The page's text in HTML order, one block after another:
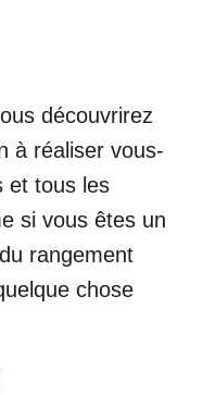
découvrirez
à réaliser vous-
et tous les
si vous êtes un
rangement
chose